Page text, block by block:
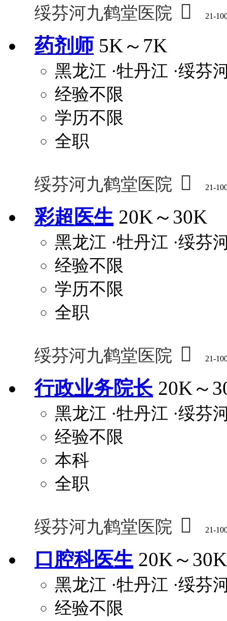
绥芬河九鹤堂医院  21-
药剂师 5K～7K
黑龙江 ·牡丹江 ·绥芬
经验不限
学历不限
全职
绥芬河九鹤堂医院  21-
彩超医生 20K～30K
黑龙江 ·牡丹江 ·绥芬
经验不限
学历不限
全职
绥芬河九鹤堂医院  21-
行政业务院长 20K～
黑龙江 ·牡丹江 ·绥芬
经验不限
本科
全职
绥芬河九鹤堂医院  21-
口腔科医生 20K～30K
黑龙江 ·牡丹江 ·绥芬
经验不限